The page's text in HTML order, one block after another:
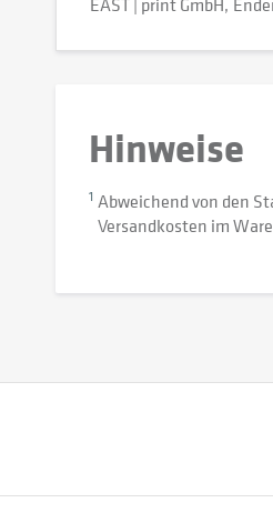
Hinweise
1 Abweichend von den
Versandkosten im